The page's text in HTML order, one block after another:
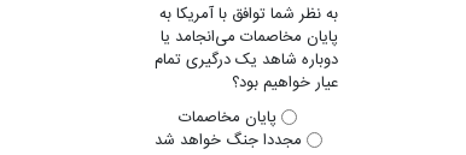
به نظر شما توافق با آمریکا به
پایان مخاصمات می‌انجامد یا
دوباره شاهد یک درگیری تمام
عیار خواهیم بود؟
پایان مخاصمات
مجددا جنگ خواهد شد